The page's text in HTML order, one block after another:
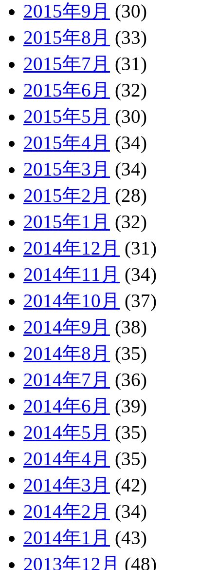
2015年9月 (30)
2015年8月 (33)
2015年7月 (31)
2015年6月 (32)
2015年5月 (30)
2015年4月 (34)
2015年3月 (34)
2015年2月 (28)
2015年1月 (32)
2014年12月 (31)
2014年11月 (34)
2014年10月 (37)
2014年9月 (38)
2014年8月 (35)
2014年7月 (36)
2014年6月 (39)
2014年5月 (35)
2014年4月 (35)
2014年3月 (42)
2014年2月 (34)
2014年1月 (43)
2013年12月 (48)